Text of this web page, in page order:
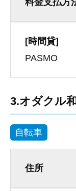
料金支払方
[時間貸]
PASMO
3.オダクル
自転車
住所